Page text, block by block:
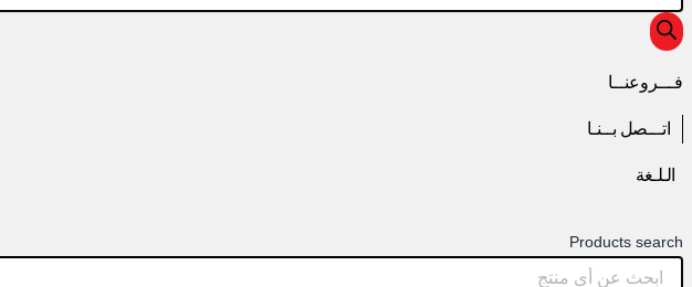
فـــروعنــا
اتـــصل بــنـا
الـلـغة
Products search